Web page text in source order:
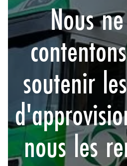
Nous
soutenir
nous les